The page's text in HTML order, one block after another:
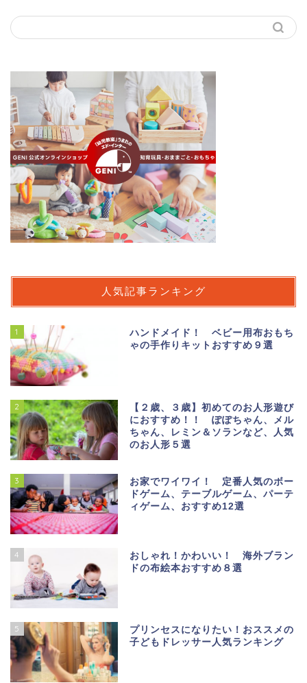
人気記事ランキング
1
ハンドメイド！ ベビー用布おもち
ゃの手作りキットおすすめ９選
2
【２歳、３歳】初めてのお人形遊び
におすすめ！！ ぽぽちゃん、メル
ちゃん、レミン＆ソランなど、人気
のお人形５選
3
お家でワイワイ！ 定番人気のボー
ドゲーム、テーブルゲーム、パーテ
ィゲーム、おすすめ12選
4
おしゃれ！かわいい！ 海外ブラン
ドの布絵本おすすめ８選
5
プリンセスになりたい！おススメの
子どもドレッサー人気ランキング